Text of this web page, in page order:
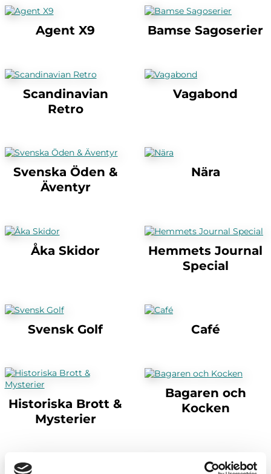
Agent X9 Bamse Sagoserier
Scandinavian
Retro
Vagabond
Svenska Öden &
Äventyr
Nära
Åka Skidor
Hemmets Journal
Special
Svensk Golf Café
Historiska Brott &
Mysterier
Bagaren och
Kocken